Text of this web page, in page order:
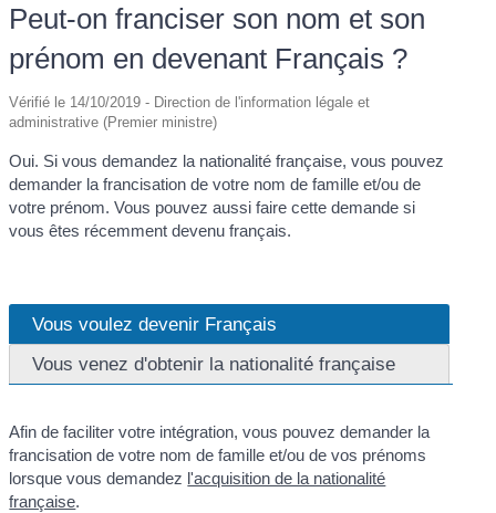
Peut-on franciser son nom et son
prénom en devenant Français ?
Vérifié le 14/10/2019 - Direction de l'information légale et
administrative (Premier ministre)
Oui. Si vous demandez la nationalité française, vous pouvez
demander la francisation de votre nom de famille et/ou de
votre prénom. Vous pouvez aussi faire cette demande si
vous êtes récemment devenu français.
Vous voulez devenir Français
Vous venez d'obtenir la nationalité française
Afin de faciliter votre intégration, vous pouvez demander la
francisation de votre nom de famille et/ou de vos prénoms
lorsque vous demandez l'acquisition de la nationalité
française.